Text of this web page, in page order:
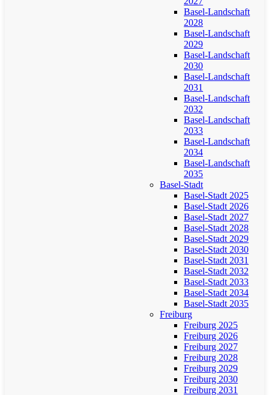
Basel-Landschaft
2028
Basel-Landschaft
2029
Basel-Landschaft
2030
Basel-Landschaft
2031
Basel-Landschaft
2032
Basel-Landschaft
2033
Basel-Landschaft
2034
Basel-Landschaft
2035
Basel-Stadt
Basel-Stadt 2025
Basel-Stadt 2026
Basel-Stadt 2027
Basel-Stadt 2028
Basel-Stadt 2029
Basel-Stadt 2030
Basel-Stadt 2031
Basel-Stadt 2032
Basel-Stadt 2033
Basel-Stadt 2034
Basel-Stadt 2035
Freiburg
Freiburg 2025
Freiburg 2026
Freiburg 2027
Freiburg 2028
Freiburg 2029
Freiburg 2030
Freiburg 2031